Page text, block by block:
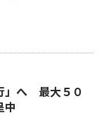
」へ 最大５０
中